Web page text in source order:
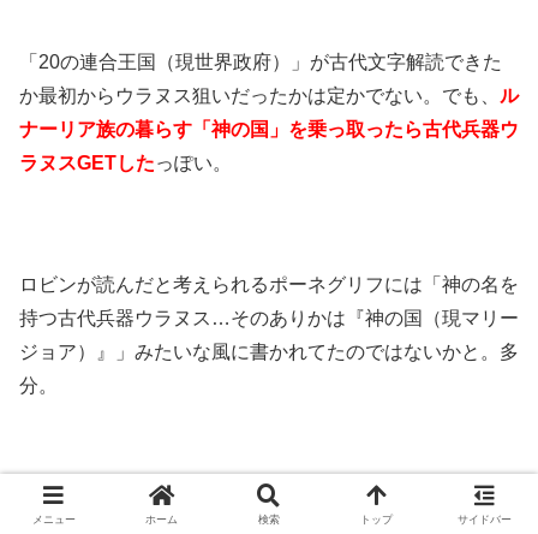
「20の連合王国（現世界政府）」が古代文字解読できた
か最初からウラヌス狙いだったかは定かでない。でも、 ル
ナーリア族の暮らす「神の国」を乗っ取ったら古代兵器ウ
ラヌスGETしたっぽい。
ロビンが読んだと考えられるポーネグリフには「神の名を
持つ古代兵器ウラヌス…そのありかは『神の国（現マリー
ジョア）』」みたいな風に書かれてたのではないかと。多
分。
メニュー ホーム 検索 トップ サイドバー